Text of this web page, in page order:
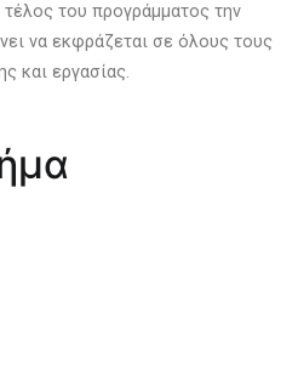
του προγράμματος την
να εκφράζεται σε όλους τους
και εργασίας.